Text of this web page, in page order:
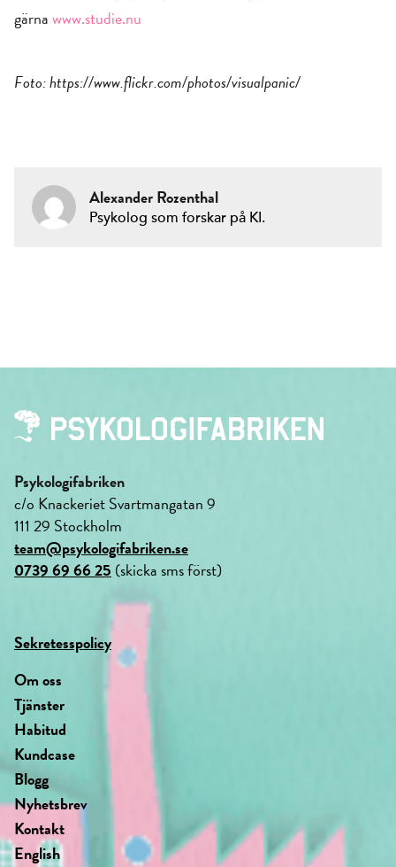
gärnawww.studie.nu
Foto: https://www.flickr.com/photos/visualpanic/
Alexander Rozenthal
Psykolog som forskar på KI.
Psykologifabriken
c/o Knackeriet Svartmangatan 9
111 29 Stockholm
team@psykologifabriken.se
0739 69 66 25 (skicka sms först)
Sekretesspolicy
Om oss
Tjänster
Habitud
Kundcase
Blogg
Nyhetsbrev
Kontakt
English